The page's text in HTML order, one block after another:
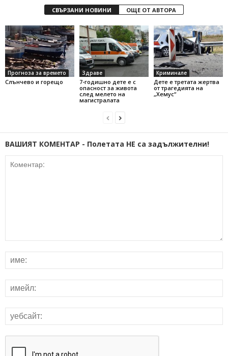
СВЪРЗАНИ НОВИНИ ОЩЕ ОТ АВТОРА
Прогноза за времето
Слънчево и горещо
Здраве
7-годишно дете е с
опасност за живота
след мелето на
магистралата
Криминале
Дете е третата жертва
от трагедията на
„Хемус“
ВАШИЯТ КОМЕНТАР - Полетата НЕ са задължителни!